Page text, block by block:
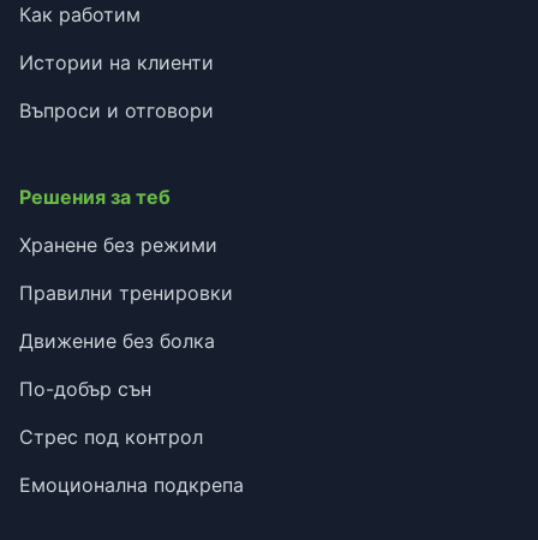
Как работим
Истории на клиенти
Въпроси и отговори
Решения за теб
Хранене без режими
Правилни тренировки
Движение без болка
По-добър сън
Стрес под контрол
Емоционална подкрепа